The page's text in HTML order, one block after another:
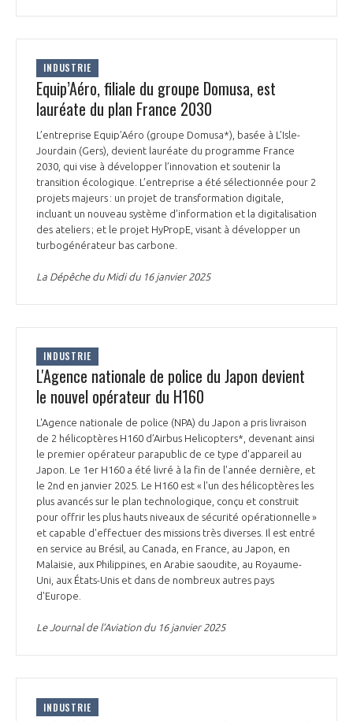
LE MÉDIATEUR DE LA FILIÈRE AÉRONAUTIQUE ET SPATIALE
MÉDIATION ET CHARTE D’ENGAGEMENT SUR LES RELATIONS ENTRE
LA MÉDIATION AU-DELÀ DE LA FILIÈRE AÉRONAUTIQUE ET SPATIALE
PRENDRE CONTACT AVEC LE MÉDIATEUR DE LA FILIÈRE
L'OBSERVATOIRE
CHIFFRES CLÉS
LES ENJEUX
COMPÉTITIVITÉ
EMPLOI & FORMATION
ENVIRONNEMENT
INTERNATIONALISATION
LES PUBLICATIONS
DOCUMENTS & BROCHURES
RAPPORTS D'ACTIVITÉS
INDUSTRIE
Equip’Aéro, filiale du groupe Domusa, est
lauréate du plan France 2030
L’entreprise Equip’Aéro (groupe Domusa*), basée à L’Isle-
Jourdain (Gers), devient lauréate du programme France
2030, qui vise à développer l’innovation et soutenir la
transition écologique. L’entreprise a été sélectionnée pour 2
projets majeurs : un projet de transformation digitale,
incluant un nouveau système d’information et la digitalisation
des ateliers ; et le projet HyPropE, visant à développer un
turbogénérateur bas carbone.
La Dépêche du Midi du 16 janvier 2025
INDUSTRIE
L'Agence nationale de police du Japon devient
le nouvel opérateur du H160
L'Agence nationale de police (NPA) du Japon a pris livraison
de 2 hélicoptères H160 d’Airbus Helicopters*, devenant ainsi
le premier opérateur parapublic de ce type d'appareil au
Japon. Le 1er H160 a été livré à la fin de l'année dernière, et
le 2nd en janvier 2025. Le H160 est « l'un des hélicoptères les
plus avancés sur le plan technologique, conçu et construit
pour offrir les plus hauts niveaux de sécurité opérationnelle »
et capable d'effectuer des missions très diverses. Il est entré
en service au Brésil, au Canada, en France, au Japon, en
Malaisie, aux Philippines, en Arabie saoudite, au Royaume-
Uni, aux États-Unis et dans de nombreux autres pays
d'Europe.
Le Journal de l’Aviation du 16 janvier 2025
INDUSTRIE
DEMANDE D’ADHÉSION